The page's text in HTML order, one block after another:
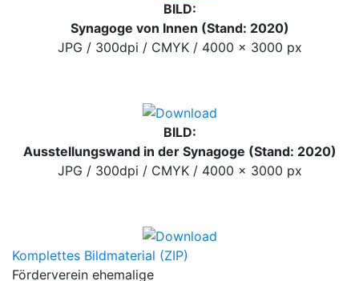
BILD:
Synagoge von Innen (Stand: 2020)
JPG / 300dpi / CMYK / 4000 x 3000 px
BILD:
Ausstellungswand in der Synagoge (Stand: 2020)
JPG / 300dpi / CMYK / 4000 x 3000 px
Komplettes Bildmaterial (ZIP)
Förderverein ehemalige